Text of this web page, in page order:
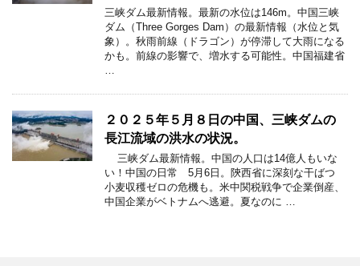
三峡ダム最新情報。最新の水位は146m。中国三峡
ダム（Three Gorges Dam）の最新情報（水位と気
象）。秋雨前線（ドラゴン）が停滞して大雨になる
かも。前線の影響で、増水する可能性。中国福建省
２０２５年５月８日の中国、三峡ダムの
長江流域の洪水の状況。
三峡ダム最新情報。中国の人口は14億人もいな
い！中国の日常 5月6日。陝西省に深刻な干ばつ
小麦収穫ゼロの危機も。米中関税戦争で企業倒産、
中国企業がベトナムへ逃避。夏なのに …